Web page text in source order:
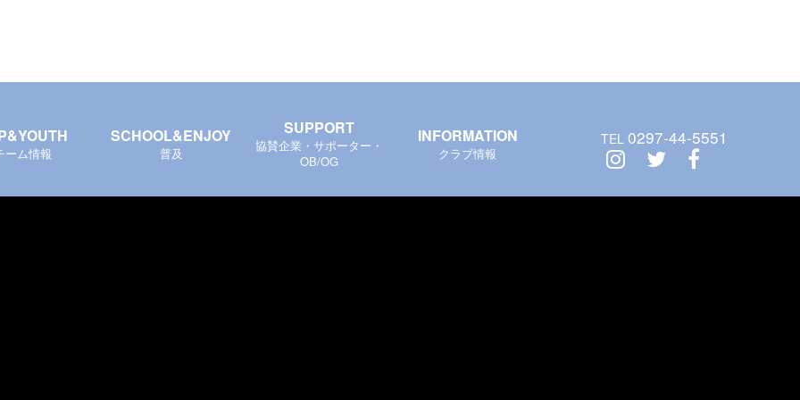
ーム情報
SCHOOL&ENJOY
普及
SUPPORT
協賛企業・サポーター・
OB/OG
INFORMATION
クラブ情報
TEL 0297-44-5551